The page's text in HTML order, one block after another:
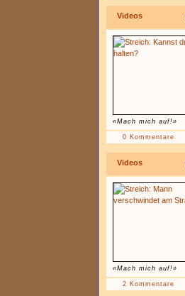
Videos
«Mach mich auf!»
0 Kommentare
Videos
«Mach mich auf!»
2 Kommentare